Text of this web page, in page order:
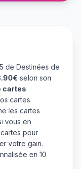
de Destinées de
selon son
cartes
cartes
les cartes
vous en
pour
votre gain.
en 10